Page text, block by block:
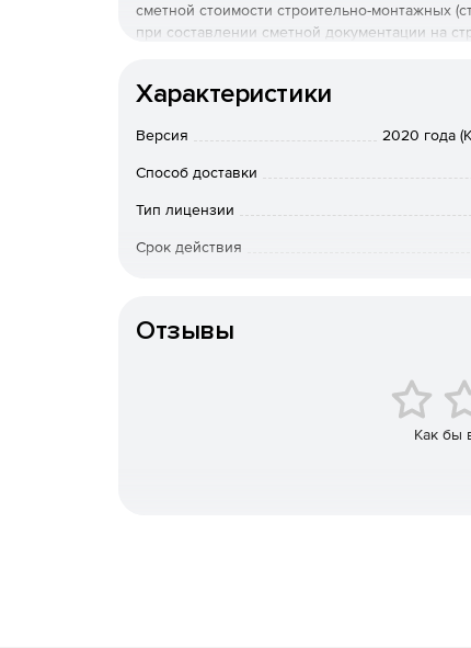
сметной стоимости строительно-монтажных
при составлении сметной документации на
Характеристики
Версия 2020 года
Способ доставки
Тип лицензии
Срок действия
Отзывы
Как бы